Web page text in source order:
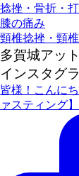
捻挫・骨折・
膝の痛み
頸椎捻挫・頸
多賀城アッ
インスタグ
皆様！こんに
ァスティング